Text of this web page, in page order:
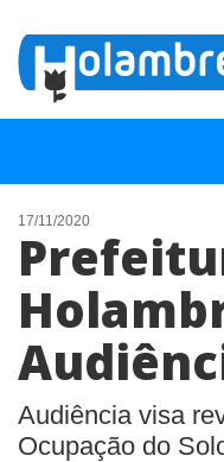
NOTÍCIAS
LISTA DIGITAL
TELEFONES ÚTEIS
ANUNCIE
17/11/2020
Audiência visa
Ocupação do